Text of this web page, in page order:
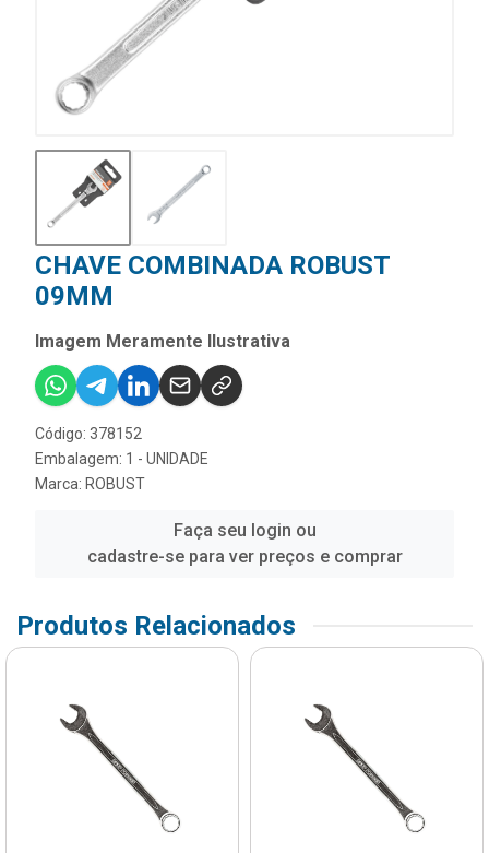
CHAVE COMBINADA ROBUST
09MM
Imagem Meramente Ilustrativa
Código: 378152
Embalagem: 1 - UNIDADE
Marca: ROBUST
Faça seu login ou
cadastre-se para ver preços e comprar
Produtos Relacionados